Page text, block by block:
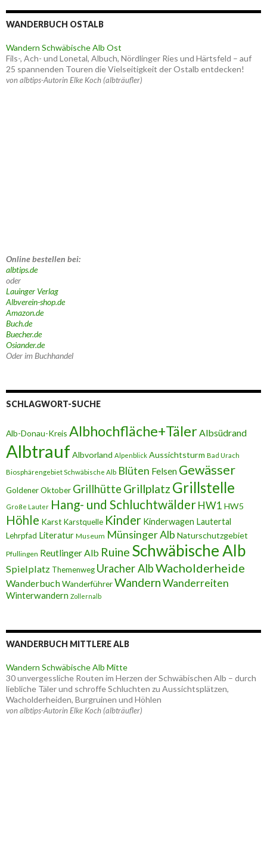
WANDERBUCH OSTALB
Wandern Schwäbische Alb Ost
Fils-, Ach- und Lonetal, Albuch, Nördlinger Ries und Härtsfeld – auf
25 spannenden Touren die Vielseitigkeit der Ostalb entdecken!
von albtips-Autorin Elke Koch (albträufler)
Online bestellen bei:
albtips.de
oder
Lauinger Verlag
Albverein-shop.de
Amazon.de
Buch.de
Buecher.de
Osiander.de
Oder im Buchhandel
SCHLAGWORT-SUCHE
Alb-Donau-Kreis Albhochfläche+TälerAlbsüdrand
Albtrauf Albvorland Alpenblick Aussichtsturm Bad Urach
Biosphärengebiet Schwäbische Alb Blüten Felsen Gewässer
Goldener Oktober Grillhütte Grillplatz Grillstelle
Große Lauter Hang- und SchluchtwälderHW1 HW5
Höhle Karst Karstquelle Kinder Kinderwagen Lautertal
Lehrpfad Literatur Museum Münsinger Alb Naturschutzgebiet
Pfullingen Reutlinger Alb Ruine Schwäbische Alb
Spielplatz Themenweg Uracher AlbWacholderheide
WanderbuchWanderführerWandernWanderreiten
Winterwandern Zollernalb
WANDERBUCH MITTLERE ALB
Wandern Schwäbische Alb Mitte
30 unvergessliche Routen im Herzen der Schwäbischen Alb – durch
liebliche Täler und schroffe Schluchten zu Aussichtsplätzen,
Wacholderheiden, Burgruinen und Höhlen
von albtips-Autorin Elke Koch (albträufler)